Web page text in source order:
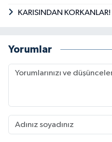
KARISINDAN KORKANLAR!
Yorumlar